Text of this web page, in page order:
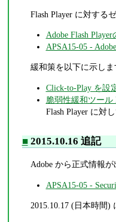
Flash Player に対する
Adobe Flash
APSA15-05 -
緩和策を以下に示しま
Click-to-Play を設
脆弱性緩和ツール
Flash Player に対
■2015.10.16 追記
Adobe から正式情報が
APSA15-05 -
2015.10.17 (日本時間)